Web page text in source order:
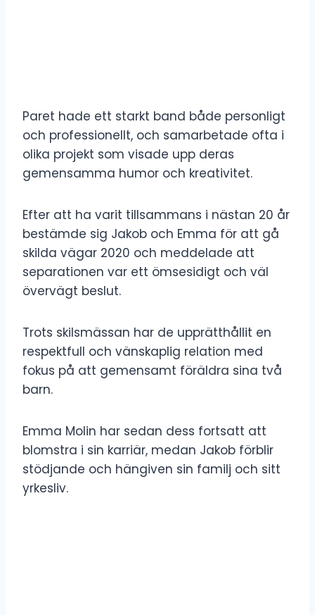
Paret hade ett starkt band både personligt
och professionellt, och samarbetade ofta i
olika projekt som visade upp deras
gemensamma humor och kreativitet.
Efter att ha varit tillsammans i nästan 20 år
bestämde sig Jakob och Emma för att gå
skilda vägar 2020 och meddelade att
separationen var ett ömsesidigt och väl
övervägt beslut.
Trots skilsmässan har de upprätthållit en
respektfull och vänskaplig relation med
fokus på att gemensamt föräldra sina två
barn.
Emma Molin har sedan dess fortsatt att
blomstra i sin karriär, medan Jakob förblir
stödjande och hängiven sin familj och sitt
yrkesliv.